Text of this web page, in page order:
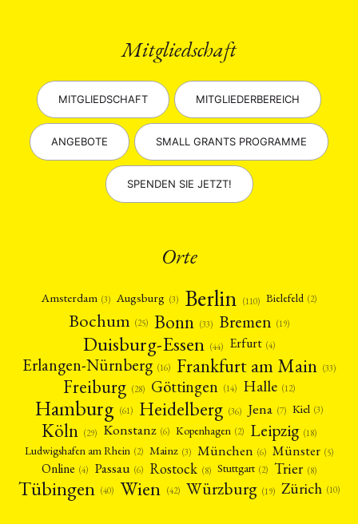
Mitgliedschaft
MITGLIEDSCHAFT MITGLIEDERBEREICH
ANGEBOTE SMALL GRANTS PROGRAMME
SPENDEN SIE JETZT!
Orte
Amsterdam (3) Augsburg (3) Berlin (110) Bielefeld (2)
Bochum (25) Bonn (33) Bremen (19)
Duisburg-Essen (44) Erfurt (4)
Erlangen-Nürnberg (16) Frankfurt am Main (33)
Freiburg (28) Göttingen (14) Halle (12)
Hamburg (61) Heidelberg (36) Jena (7) Kiel (3)
Köln (29) Konstanz (6) Kopenhagen (2) Leipzig (18)
Ludwigshafen am Rhein (2) Mainz (3) München (6) Münster (5)
Online (4) Passau (6) Rostock (8) Stuttgart (2) Trier (8)
Tübingen (40) Wien (42) Würzburg (19) Zürich (10)